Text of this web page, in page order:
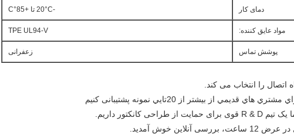
دمای کار -20°C تا +85°C
مواد عایق کننده: TPE UL94-V
پوشش تماس زعفرانی